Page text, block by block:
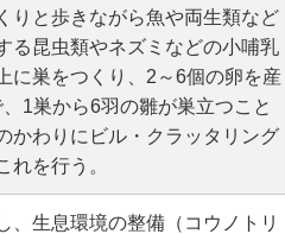
りと歩きながら魚や両生類など
る昆虫類やネズミなどの小哺乳
に巣をつくり、2～6個の卵を産
1巣から6羽の雛が巣立つこと
かわりにビル・クラッタリング
れを行う。
、生息環境の整備（コウノトリ